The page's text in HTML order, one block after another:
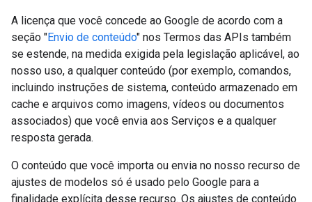
A licença que você concede ao Google de acordo com a
seção "Envio de conteúdo" nos Termos das APIs também
se estende, na medida exigida pela legislação aplicável, ao
nosso uso, a qualquer conteúdo (por exemplo, comandos,
incluindo instruções de sistema, conteúdo armazenado em
cache e arquivos como imagens, vídeos ou documentos
associados) que você envia aos Serviços e a qualquer
resposta gerada.
O conteúdo que você importa ou envia no nosso recurso de
ajustes de modelos só é usado pelo Google para a
finalidade explícita desse recurso. Os ajustes de conteúdo